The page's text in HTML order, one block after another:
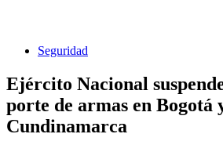
Seguridad
Ejército Nacional
porte de armas en Bogotá
Cundinamarca